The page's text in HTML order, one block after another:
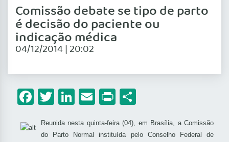
Comissão debate se tipo de parto
é decisão do paciente ou
indicação médica
04/12/2014 | 20:02
Facebook
Twitter
LinkedIn
Email
Print
Reunida nesta quinta-feira (04), em Brasília, a Comissão
do Parto Normal instituída pelo Conselho Federal de